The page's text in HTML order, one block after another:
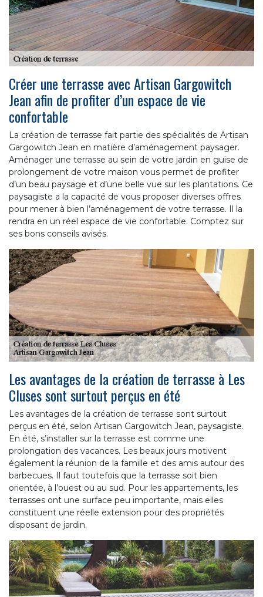
Créer une terrasse avec Artisan Gargowitch
Jean afin de profiter d’un espace de vie
confortable
La création de terrasse fait partie des spécialités de Artisan
Gargowitch Jean en matière d’aménagement paysager.
Aménager une terrasse au sein de votre jardin en guise de
prolongement de votre maison vous permet de profiter
d’un beau paysage et d’une belle vue sur les plantations. Ce
paysagiste a la capacité de vous proposer diverses offres
pour mener à bien l’aménagement de votre terrasse. Il la
rendra en un réel espace de vie confortable. Comptez sur
ses bons conseils avisés.
Les avantages de la création de terrasse à Les
Cluses sont surtout perçus en été
Les avantages de la création de terrasse sont surtout
perçus en été, selon Artisan Gargowitch Jean, paysagiste.
En été, s’installer sur la terrasse est comme une
prolongation des vacances. Les beaux jours motivent
également la réunion de la famille et des amis autour des
barbecues. Il faut toutefois que la terrasse soit bien
orientée, à l’ouest ou au sud. Pour les appartements, les
terrasses ont une surface peu importante, mais elles
constituent une réelle extension pour des propriétés
disposant de jardin.